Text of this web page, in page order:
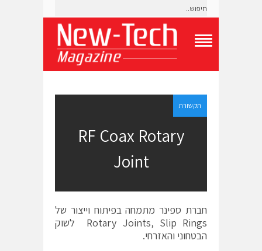
g
l
e
N
n
M
e
n
תקשורת
RF Coax Rotary
Joint
חברת ספינר מתמחה בפיתוח וייצור של
Rotary Joints, Slip Rings לשוק
הבטחוני והאזרחי.